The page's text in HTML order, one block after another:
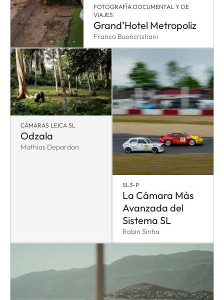
FOTOGRAFÍA DOCUMENTAL Y DE
VIAJES
Grand’Hotel Metropoliz
Franco Buoncristiani
CÁMARAS LEICA SL
Odzala
Mathias Depardon
SL3-P
La Cámara Más
Avanzada del
Sistema SL
Robin Sinha